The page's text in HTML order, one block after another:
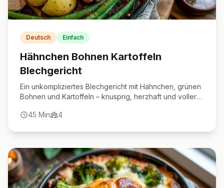
Deutsch Einfach
Hähnchen Bohnen Kartoffeln
Blechgericht
Ein unkompliziertes Blechgericht mit Hähnchen, grünen
Bohnen und Kartoffeln – knusprig, herzhaft und voller
45 Min 4